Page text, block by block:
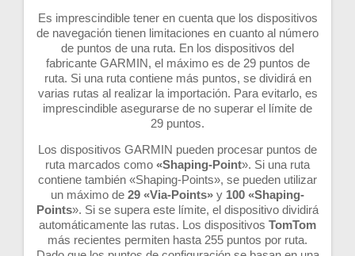
Es imprescindible tener en cuenta que los dispositivos
de navegación tienen limitaciones en cuanto al número
de puntos de una ruta. En los dispositivos del
fabricante GARMIN, el máximo es de 29 puntos de
ruta. Si una ruta contiene más puntos, se dividirá en
varias rutas al realizar la importación. Para evitarlo, es
imprescindible asegurarse de no superar el límite de
29 puntos.
Los dispositivos GARMIN pueden procesar puntos de
ruta marcados como «Shaping-Point». Si una ruta
contiene también «Shaping-Points», se pueden utilizar
un máximo de 29 «Via-Points» y 100 «Shaping-
Points». Si se supera este límite, el dispositivo dividirá
automáticamente las rutas. Los dispositivos TomTom
más recientes permiten hasta 255 puntos por ruta.